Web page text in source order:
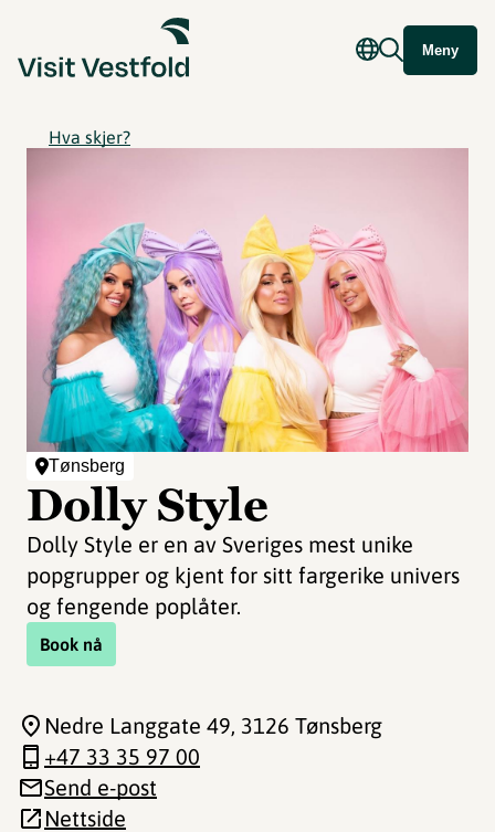
Meny
Hva skjer?
Tønsberg
Dolly Style
Dolly Style er en av Sveriges mest unike
popgrupper og kjent for sitt fargerike univers
og fengende poplåter.
Book nå
Nedre Langgate 49, 3126 Tønsberg
+47 33 35 97 00
Send e-post
Nettside